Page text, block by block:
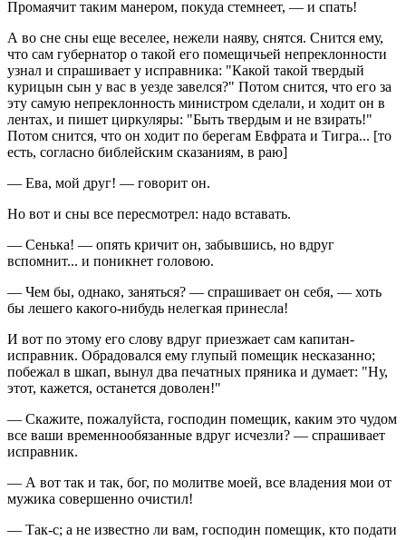
Промаячит таким манером, покуда стемнеет, — и спать!
А во сне сны еще веселее, нежели наяву, снятся. Снится ему,
что сам губернатор о такой его помещичьей непреклонности
узнал и спрашивает у исправника: "Какой такой твердый
курицын сын у вас в уезде завелся?" Потом снится, что его за
эту самую непреклонность министром сделали, и ходит он в
лентах, и пишет циркуляры: "Быть твердым и не взирать!"
Потом снится, что он ходит по берегам Евфрата и Тигра... [то
есть, согласно библейским сказаниям, в раю]
— Ева, мой друг! — говорит он.
Но вот и сны все пересмотрел: надо вставать.
— Сенька! — опять кричит он, забывшись, но вдруг
вспомнит... и поникнет головою.
— Чем бы, однако, заняться? — спрашивает он себя, — хоть
бы лешего какого-нибудь нелегкая принесла!
И вот по этому его слову вдруг приезжает сам капитан-
исправник. Обрадовался ему глупый помещик несказанно;
побежал в шкап, вынул два печатных пряника и думает: "Ну,
этот, кажется, останется доволен!"
— Скажите, пожалуйста, господин помещик, каким это чудом
все ваши временнообязанные вдруг исчезли? — спрашивает
исправник.
— А вот так и так, бог, по молитве моей, все владения мои от
мужика совершенно очистил!
— Так-с; а не известно ли вам, господин помещик, кто подати